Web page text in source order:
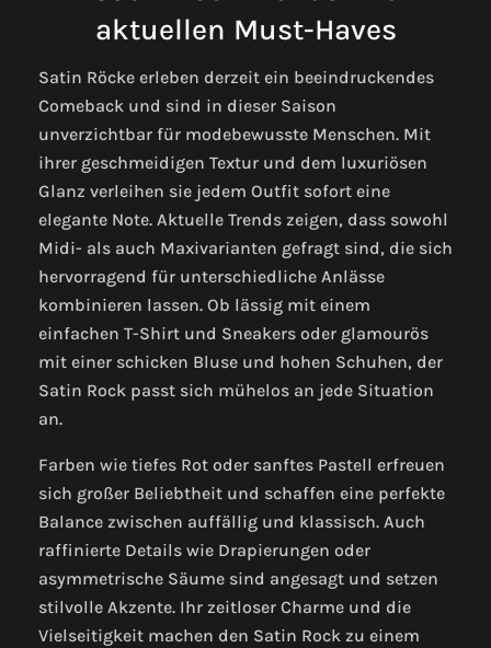
aktuellen Must-Haves
Satin Röcke erleben derzeit ein beeindruckendes
Comeback und sind in dieser Saison
unverzichtbar für modebewusste Menschen. Mit
ihrer geschmeidigen Textur und dem luxuriösen
Glanz verleihen sie jedem Outfit sofort eine
elegante Note. Aktuelle Trends zeigen, dass sowohl
Midi- als auch Maxivarianten gefragt sind, die sich
hervorragend für unterschiedliche Anlässe
kombinieren lassen. Ob lässig mit einem
einfachen T-Shirt und Sneakers oder glamourös
mit einer schicken Bluse und hohen Schuhen, der
Satin Rock passt sich mühelos an jede Situation
an.
Farben wie tiefes Rot oder sanftes Pastell erfreuen
sich großer Beliebtheit und schaffen eine perfekte
Balance zwischen auffällig und klassisch. Auch
raffinierte Details wie Drapierungen oder
asymmetrische Säume sind angesagt und setzen
stilvolle Akzente. Ihr zeitloser Charme und die
Vielseitigkeit machen den Satin Rock zu einem